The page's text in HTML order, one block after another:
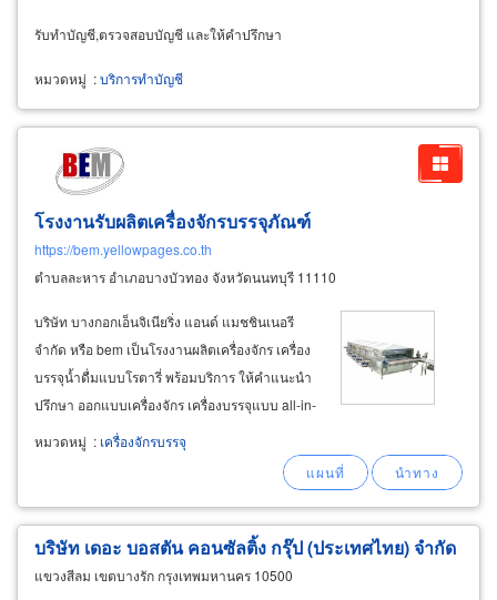
รับทำบัญชี,ตรวจสอบบัญชี และให้คำปรึกษา
หมวดหมู่ :บริการทำบัญชี
โรงงานรับผลิตเครื่องจักรบรรจุภัณฑ์
https://bem.yellowpages.co.th
ตำบลละหาร อำเภอบางบัวทอง จังหวัดนนทบุรี 11110
บริษัท บางกอกเอ็นจิเนียริ่ง แอนด์ แมชชินเนอรี
จำกัด หรือ bem เป็นโรงงานผลิตเครื่องจักร เครื่อง
บรรจุน้ำดื่มแบบโรตารี่ พร้อมบริการ ให้คำแนะนำ
ปรึกษา ออกแบบเครื่องจักร เครื่องบรรจุแบบ all-in-
one สร้างระบบสายพานการผลิตอัตโนมัติ
ความเร็วสูง และ ระบบสายการผลิต กึ่งอัตโนมัติ
ไลน์การบรรจุของเหลวลง ภาชนะ ขวด กระปุก
หมวดหมู่ : เครื่องจักรบรรจุ
บริษัท เดอะ บอสตัน คอนซัลติ้ง กรุ๊ป (ประเทศไทย) จำกัด
แขวงสีลม เขตบางรัก กรุงเทพมหานคร 10500